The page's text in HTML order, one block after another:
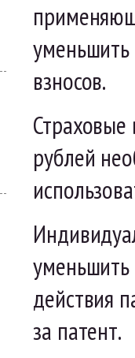
взносов.
рублей
уменьшить
действия
за патент.